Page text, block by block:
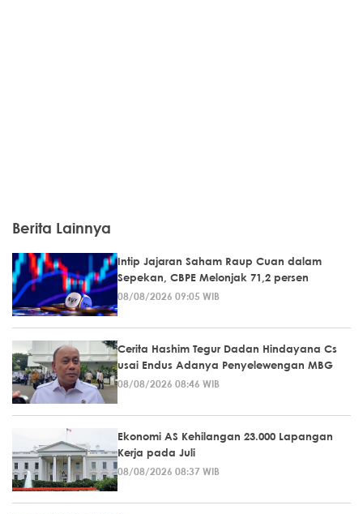
Berita Lainnya
Intip Jajaran Saham Raup Cuan dalam
Sepekan, CBPE Melonjak 71,2 persen
08/08/2026 09:05 WIB
Cerita Hashim Tegur Dadan Hindayana Cs
usai Endus Adanya Penyelewengan MBG
08/08/2026 08:46 WIB
Ekonomi AS Kehilangan 23.000 Lapangan
Kerja pada Juli
08/08/2026 08:37 WIB